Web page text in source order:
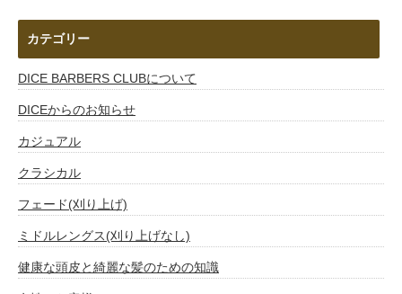
カテゴリー
DICE BARBERS CLUBについて
DICEからのお知らせ
カジュアル
クラシカル
フェード(刈り上げ)
ミドルレングス(刈り上げなし)
健康な頭皮と綺麗な髪のための知識